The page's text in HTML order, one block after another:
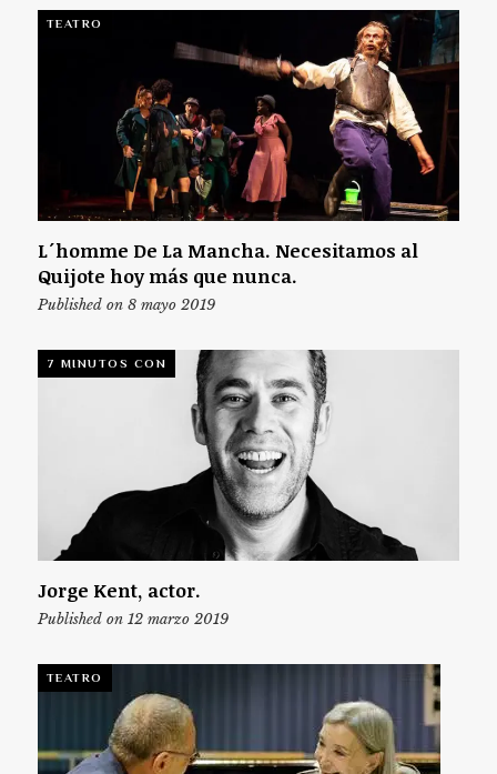
TEATRO
L´homme De La Mancha. Necesitamos al
Quijote hoy más que nunca.
Published on 8 mayo 2019
7 MINUTOS CON
Jorge Kent, actor.
Published on 12 marzo 2019
TEATRO